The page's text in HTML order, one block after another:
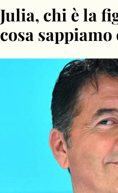
Julia, chi è la
cosa